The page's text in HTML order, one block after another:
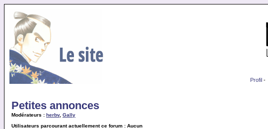
Profil -
Petites annonces
Modérateurs : herbv, Gally
Utilisateurs parcourant actuellement ce forum : Aucun